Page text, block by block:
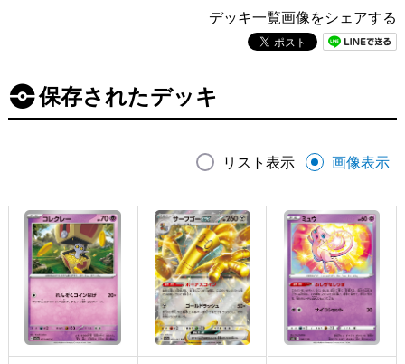
デッキ一覧画像をシェアする
保存されたデッキ
リスト表示 画像表示